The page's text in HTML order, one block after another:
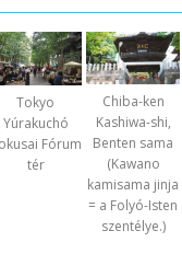
Tokyo
Yúrakuchó
Fórum
tér
Chiba-ken
Kashiwa-shi,
Benten sama
(Kawano
kamisama jinja
= a Folyó-Isten
szentélye.)